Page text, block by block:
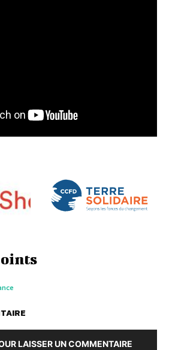
LAISSER UN COMMENTAIRE